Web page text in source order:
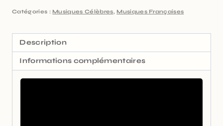
Catégories : Musiques Célèbres, Musiques Françaises
Description
Informations complémentaires